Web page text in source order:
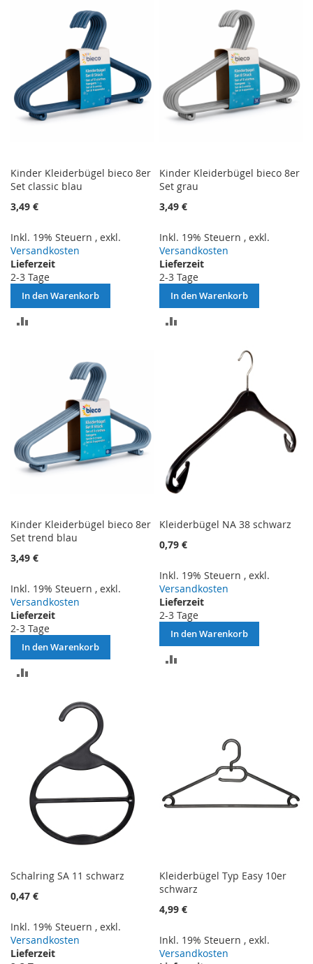
HINZUFÜGEN
HINZUFÜGEN
Kinder Kleiderbügel bieco 8er
Set classic blau
3,49 €
Inkl. 19% Steuern , exkl.
Versandkosten
Lieferzeit
2-3 Tage
In den Warenkorb
HINZUFÜGEN
Kinder Kleiderbügel bieco 8er
Set grau
3,49 €
Inkl. 19% Steuern ,exkl.
Versandkosten
Lieferzeit
2-3 Tage
In den Warenkorb
Kinder Kleiderbügel bieco 8er
Set trend blau
3,49 €
Inkl. 19% Steuern , exkl.
Versandkosten
Lieferzeit
2-3 Tage
In den Warenkorb
HINZUFÜGEN
Kleiderbügel NA 38 schwarz
0,79 €
Inkl. 19% Steuern ,exkl.
Versandkosten
Lieferzeit
2-3 Tage
In den Warenkorb
Schalring SA 11 schwarz
0,47 €
Inkl. 19% Steuern , exkl.
Versandkosten
Lieferzeit
Kleiderbügel Typ Easy 10er
schwarz
4,99 €
Inkl. 19% Steuern ,exkl.
Versandkosten